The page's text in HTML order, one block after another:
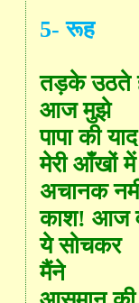
5-रूह
तड़के उठते
आज मुझे
पापा की
मेरी आँखों में
अचानक
काश! आज
ये सोचकर
मैंने